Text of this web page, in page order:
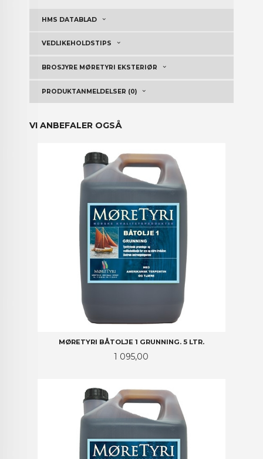
HMS DATABLAD
VEDLIKEHOLDSTIPS
BROSJYRE MØRETYRI EKSTERIØR
PRODUKTANMELDELSER (0)
VI ANBEFALER OGSÅ
MØRETYRI BÅTOLJE 1 GRUNNING. 5 LTR.
Pris
1 095,00